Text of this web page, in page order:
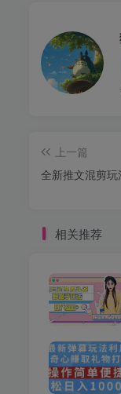
上一篇
全新推文混剪
相关推荐